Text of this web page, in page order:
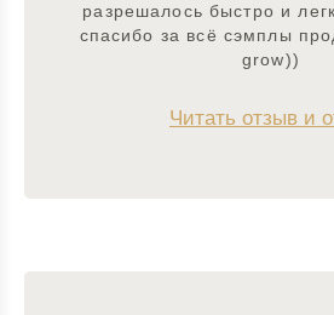
разрешалось быстро и
спасибо за всё сэмплы
grow))
Читать отзыв и